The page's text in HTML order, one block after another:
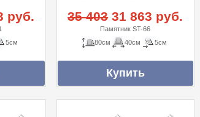
руб.
5см
35 40331 863 руб.
Памятник ST-66
80см
40см 5см